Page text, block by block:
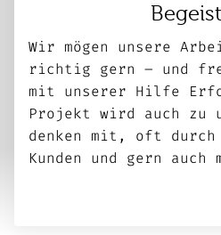
Wir mögen unsere
richtig gern – und
mit unserer Hilfe
Projekt wird auch zu
denken mit, oft
Kunden und gern auch